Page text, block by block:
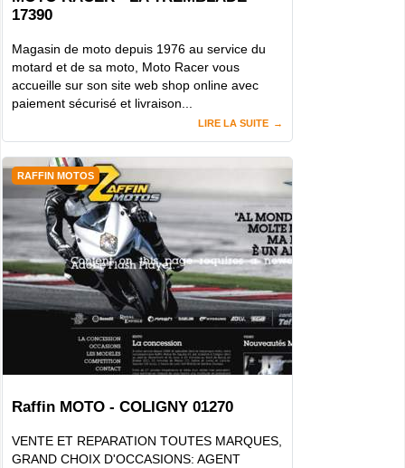
17390
Magasin de moto depuis 1976 au service du
motard et de sa moto, Moto Racer vous
accueille sur son site web shop online avec
paiement sécurisé et livraison...
LIRE LA SUITE
RAFFIN MOTOS
Raffin MOTO - COLIGNY 01270
VENTE ET REPARATION TOUTES MARQUES,
GRAND CHOIX D'OCCASIONS: AGENT